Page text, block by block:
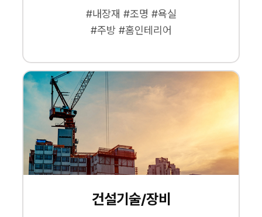
#내장재 #조명 #욕실
#주방 #홈인테리어
건설기술/장비